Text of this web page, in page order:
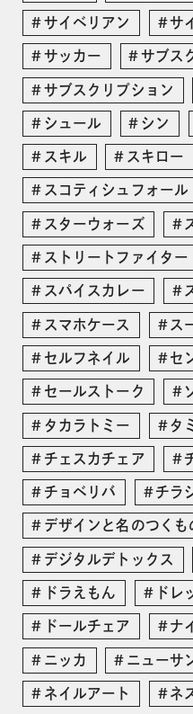
サイベリアン サ
サッカー サブス
サブスクリプション
シュール シン
スキル スキロー
スコティシュフォール
スターウォーズ
ストリートファイター
スパイスカレー
スマホケース ス
セルフネイル セ
セールストーク
タカラトミー タ
チェスカチェア
チョベリバ チラ
デザインと名のつくも
デジタルデトックス
ドラえもん ドレ
ドールチェア ナ
ニッカ ニューサ
ネイルアート ネ